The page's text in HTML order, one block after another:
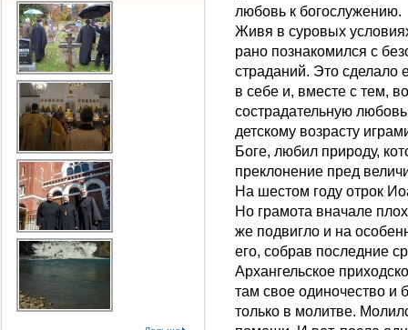
любовь к богослужению.
Живя в суровых
рано познакомился с
страданий. Это сделало
в себе и, вместе с тем,
сострадательную
детскому возрасту
Боге, любил природу,
преклонение пред
На шестом году отрок
Но грамота вначале
же подвигло и на
его, собрав последние
Архангельское
там свое одиночество и
только в молитве.